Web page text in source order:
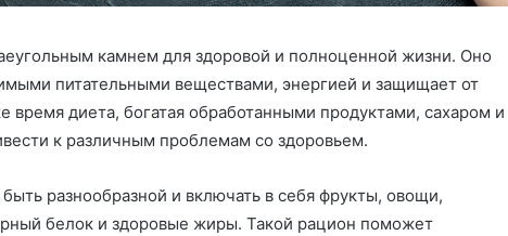
камнем для здоровой и полноценной жизни. Оно
питательными веществами, энергией и защищает от
время диета, богатая обработанными продуктами, сахаром и
к различным проблемам со здоровьем.
разнообразной и включать в себя фрукты, овощи,
белок и здоровые жиры. Такой рацион поможет